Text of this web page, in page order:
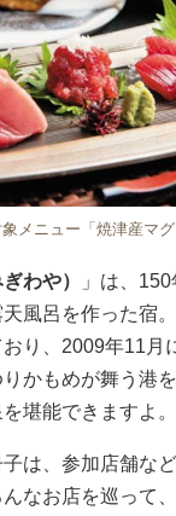
メニュー「焼津産マグ
わや）
」は、
風呂を作った宿
り、2009年11月
かもめが舞う港
堪能できますよ。
は、参加店舗な
なお店を巡って